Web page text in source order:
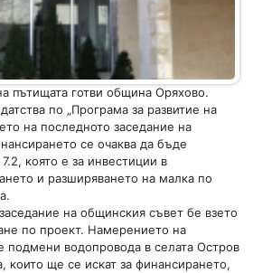
пътищата готви община Оряхово.
по „Програма за развитие на
на последното заседание на
се очаква да бъде
която е за инвестиции в
и разширяването на малка по
на общинския съвет бе взето
по проект. Намерението на
подмени водопровода в селата Остров
които ще се искат за финансирането,